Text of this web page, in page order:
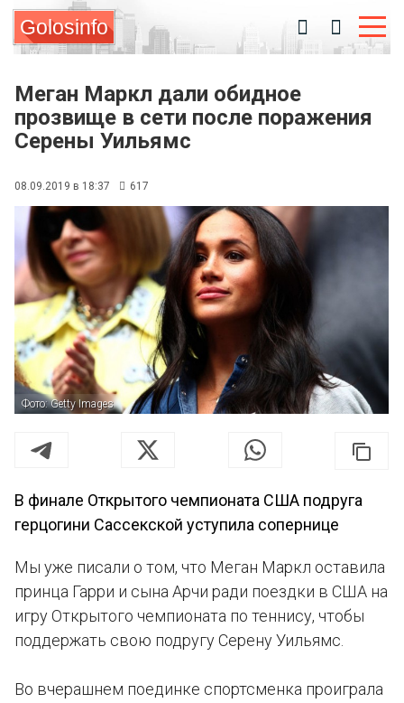
Golosinfo
Меган Маркл дали обидное
прозвище в сети после поражения
Серены Уильямс
08.09.2019 в 18:37 617
Фото: Getty Images
В финале Открытого чемпионата США подруга
герцогини Сассекской уступила сопернице
Мы уже писали о том, что Меган Маркл оставила
принца Гарри и сына Арчи ради поездки в США на
игру Открытого чемпионата по теннису, чтобы
поддержать свою подругу Серену Уильямс.
Во вчерашнем поединке спортсменка проиграла